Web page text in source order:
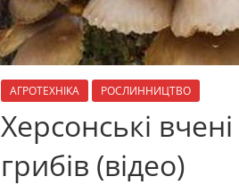
АГРОТЕХНІКА РОСЛИННИЦТВО
Херсонські
грибів (відео)